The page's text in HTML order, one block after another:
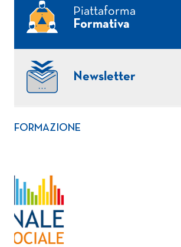
Piattaforma
Formativa
Newsletter
FORMAZIONE